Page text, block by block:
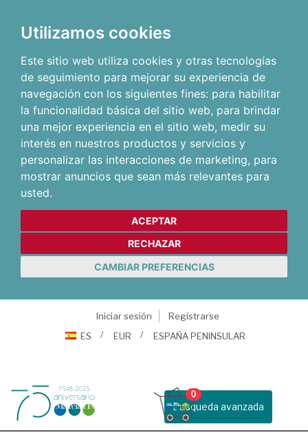
Utilizamos cookies
Este sitio web utiliza cookies y otras tecnologías
de seguimiento para mejorar su experiencia de
navegación con los siguientes fines: para habilitar
la funcionalidad básica del sitio web, para brindar
una mejor experiencia en el sitio web, medir su
interés en nuestros productos y servicios y
personalizar las interacciones de marketing, para
mostrar anuncios que sean más relevantes para
usted.
ACEPTAR
RECHAZAR
CAMBIAR PREFERENCIAS
Iniciar sesión
Registrarse
ES
EUR ESPAÑA PENINSULAR
Busqueda avanzada
0